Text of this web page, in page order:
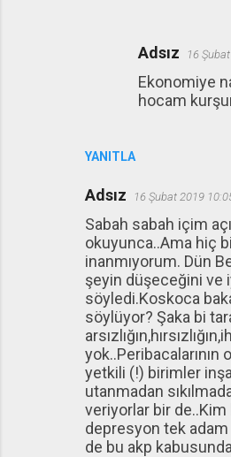
YANITLA
Adsız 16
Ekonomiye
hocam
Adsız 16 Şubat 2019
Sabah sabah içim
okuyunca..Ama hiç
inanmıyorum. Dün
şeyin düşeceğini ve
söyledi.Koskoca
söylüyor? Şaka bi
yok..Peribacalarının
yetkili (!) birimler
utanmadan
veriyorlar bir
depresyon tek
de bu akp